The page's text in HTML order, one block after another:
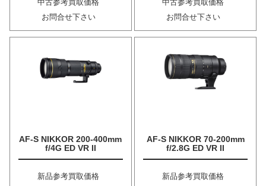
中古参考買取価格
お問合せ下さい
中古参考買取価格
お問合せ下さい
AF-S NIKKOR 200-400mm
f/4G ED VR II
新品参考買取価格
AF-S NIKKOR 70-200mm
f/2.8G ED VR II
新品参考買取価格